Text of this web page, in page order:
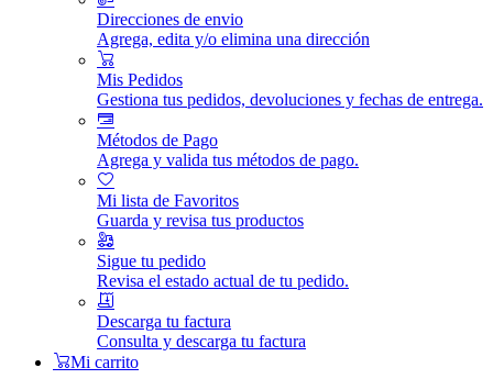
Direcciones de envio
Agrega, edita y/o elimina una dirección
Mis Pedidos
Gestiona tus pedidos, devoluciones y fechas de entrega.
Métodos de Pago
Agrega y valida tus métodos de pago.
Mi lista de Favoritos
Guarda y revisa tus productos
Sigue tu pedido
Revisa el estado actual de tu pedido.
Descarga tu factura
Consulta y descarga tu factura
Mi carrito